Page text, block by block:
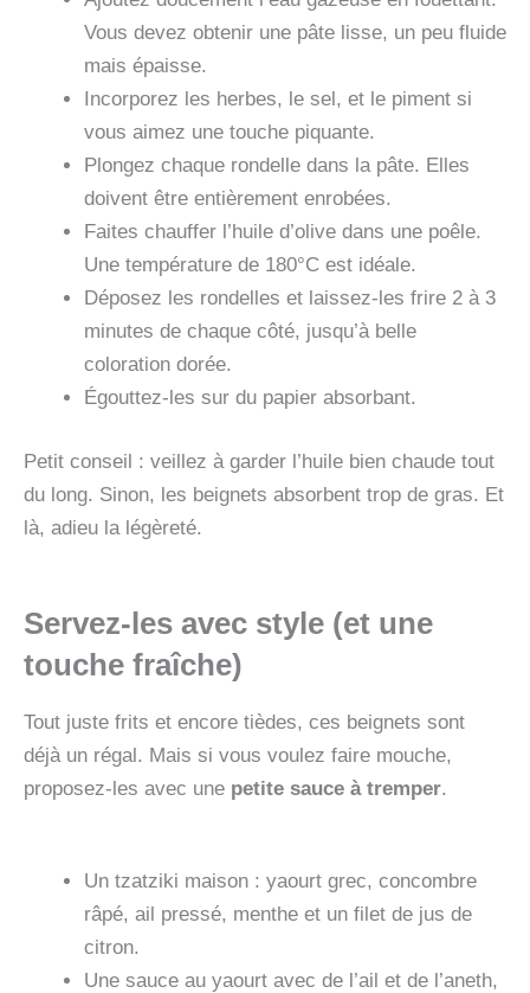
Vous devez obtenir une pâte lisse, un peu fluide
mais épaisse.
Incorporez les herbes, le sel, et le piment si
vous aimez une touche piquante.
Plongez chaque rondelle dans la pâte. Elles
doivent être entièrement enrobées.
Faites chauffer l’huile d’olive dans une poêle.
Une température de 180°C est idéale.
Déposez les rondelles et laissez-les frire 2 à 3
minutes de chaque côté, jusqu’à belle
coloration dorée.
Égouttez-les sur du papier absorbant.
Petit conseil : veillez à garder l’huile bien chaude tout
du long. Sinon, les beignets absorbent trop de gras. Et
là, adieu la légèreté.
Servez-les avec style (et une
touche fraîche)
Tout juste frits et encore tièdes, ces beignets sont
déjà un régal. Mais si vous voulez faire mouche,
proposez-les avec une petite sauce à tremper.
Un tzatziki maison : yaourt grec, concombre
râpé, ail pressé, menthe et un filet de jus de
citron.
Une sauce au yaourt avec de l’ail et de l’aneth,